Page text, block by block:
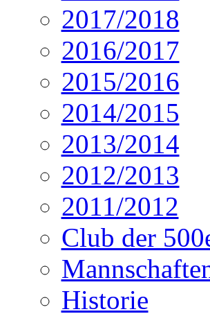
2017/2018
2016/2017
2015/2016
2014/2015
2013/2014
2012/2013
2011/2012
Club der
Historie